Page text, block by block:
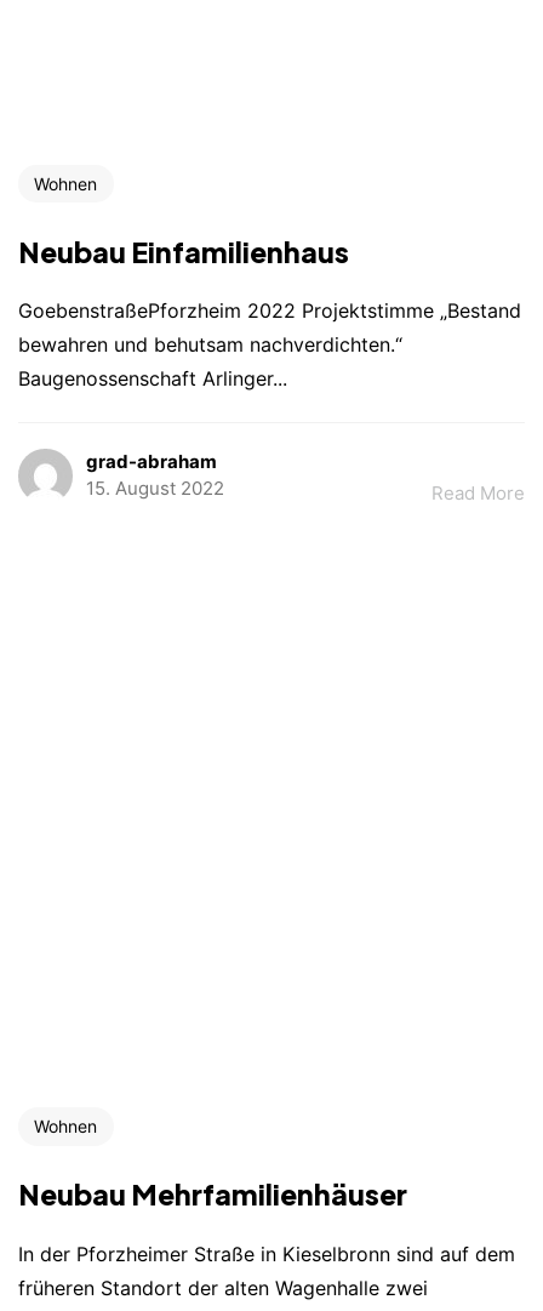
Wohnen
Neubau Einfamilienhaus
GoebenstraßePforzheim 2022 Projektstimme „Bestand
bewahren und behutsam nachverdichten.“
Baugenossenschaft Arlinger...
grad-abraham
15. August 2022
Read More
Wohnen
Neubau Mehrfamilienhäuser
In der Pforzheimer Straße in Kieselbronn sind auf dem
früheren Standort der alten Wagenhalle zwei